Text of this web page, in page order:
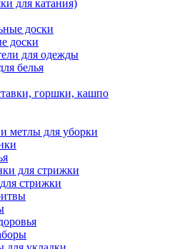
для катания)
доски
доски
для одежды
белья
горшки, кашпо
метлы для уборки
для стрижки
стрижки